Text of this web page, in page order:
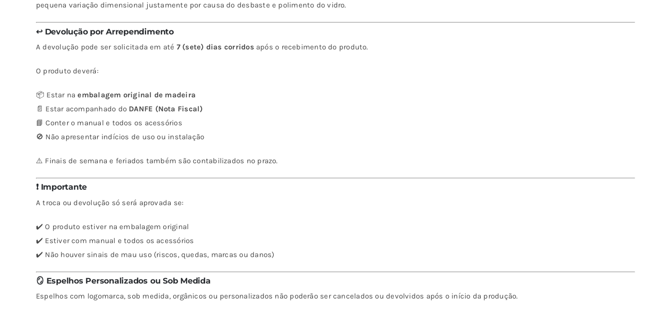
pequena variação dimensional justamente por causa do desbaste e polimento do vidro.
↩️ Devolução por Arrependimento
A devolução pode ser solicitada em até 7 (sete) dias corridos após o recebimento do produto.
O produto deverá:
📦 Estar naembalagem original de madeira
📄 Estar acompanhado do DANFE (Nota Fiscal)
📘 Conter o manual e todos os acessórios
🚫 Não apresentar indícios de uso ou instalação
⚠️ Finais de semana e feriados também são contabilizados no prazo.
❗ Importante
A troca ou devolução só será aprovada se:
✔️ O produto estiver na embalagem original
✔️ Estiver com manual e todos os acessórios
✔️ Não houver sinais de mau uso (riscos, quedas, marcas ou danos)
🪞 Espelhos Personalizados ou Sob Medida
Espelhos com logomarca, sob medida, orgânicos ou personalizados não poderão ser cancelados ou devolvidos após o início da produção.